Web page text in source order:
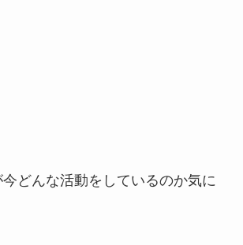
どんな活動をしているのか気に